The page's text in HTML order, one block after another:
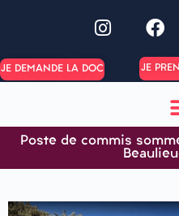
JE DEMANDE LA DOC JE
Poste de commis